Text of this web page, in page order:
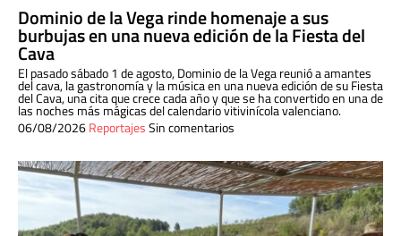
Dominio de la Vega rinde homenaje a sus
burbujas en una nueva edición de la Fiesta del
Cava
El pasado sábado 1 de agosto, Dominio de la Vega reunió a amantes
del cava, la gastronomía y la música en una nueva edición de su Fiesta
del Cava, una cita que crece cada año y que se ha convertido en una de
las noches más mágicas del calendario vitivinícola valenciano.
06/08/2026ReportajesSin comentarios